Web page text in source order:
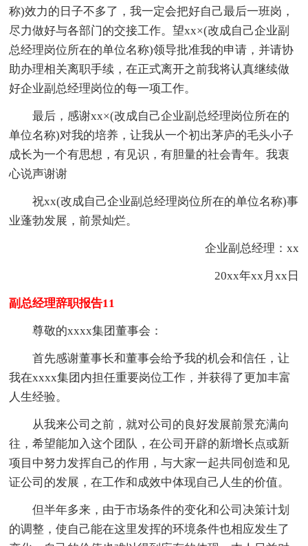
称)效力的日子不多了，我一定会把好自己最后一班岗，
尽力做好与各部门的交接工作。望xx×(改成自己企业副
总经理岗位所在的单位名称)领导批准我的申请，并请协
助办理相关离职手续，在正式离开之前我将认真继续做
好企业副总经理岗位的每一项工作。
最后，感谢xx×(改成自己企业副总经理岗位所在的
单位名称)对我的培养，让我从一个初出茅庐的毛头小子
成长为一个有思想，有见识，有胆量的社会青年。我衷
心说声谢谢
祝xx(改成自己企业副总经理岗位所在的单位名称)事
业蓬勃发展，前景灿烂。
企业副总经理：xx
20xx年xx月xx日
副总经理辞职报告11
尊敬的xxxx集团董事会：
首先感谢董事长和董事会给予我的机会和信任，让
我在xxxx集团内担任重要岗位工作，并获得了更加丰富
人生经验。
从我来公司之前，就对公司的良好发展前景充满向
往，希望能加入这个团队，在公司开辟的新增长点或新
项目中努力发挥自己的作用，与大家一起共同创造和见
证公司的发展，在工作和成效中体现自己人生的价值。
但半年多来，由于市场条件的变化和公司决策计划
的调整，使自己能在这里发挥的环境条件也相应发生了